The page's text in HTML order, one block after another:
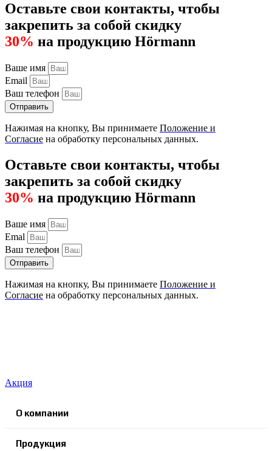
Оставьте свои контакты, чтобы
закрепить за собой скидку
30% на продукцию Hörmann
Ваше имя
Email
Ваш телефон
Отправить
Нажимая на кнопку, Вы принимаете Положение и
Согласие на обработку персональных данных.
Оставьте свои контакты, чтобы
закрепить за собой скидку
30% на продукцию Hörmann
Ваше имя
Emal
Ваш телефон
Отправить
Нажимая на кнопку, Вы принимаете Положение и
Согласие на обработку персональных данных.
Акция
О компании
Продукция